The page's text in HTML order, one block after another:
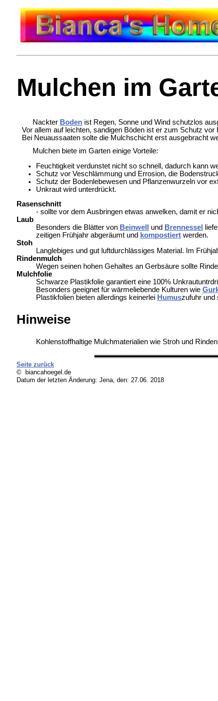
Mulchen im
Nackter Bodenist Regen, Sonne und Wind schutzlos
Vor allem auf leichten, sandigen Böden ist er zum Schutz
Bei Neuaussaaten solte die Mulchschicht erst ausgebracht
Mulchen biete im Garten einige Vorteile:
Feuchtigkeit verdunstet nicht so schnell, dadurch kann
Schutz vor Veschlämmung und Errosion, die
Schutz der Bodenlebewesen und Pflanzenwurzeln vor
Unkraut wird unterdrückt.
Rasenschnitt
- sollte vor dem Ausbringen etwas anwelken, damit er
Laub
Besonders die Blätter von Beinwell und Brennessel
zeitigen Frühjahr abgeräumt und kompostiertwerden.
Stoh
Langlebiges und gut luftdurchlässiges Material. Im
Rindenmulch
Wegen seinen hohen Gehaltes an Gerbsäure sollte
Mulchfolie
Schwarze Plastikfolie garantiert eine 100%
Besonders geeignet für wärmeliebende Kulturen wie
Plastikfolien bieten allerdings keinerlei Humuszufuhr und
Hinweise
Kohlenstoffhaltige Mulchmaterialien wie Stroh und
Seite zurück
© biancahoegel.de
Datum der letzten Änderung: Jena, den: 27.06. 2018